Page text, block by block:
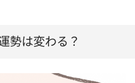
勢は変わる？